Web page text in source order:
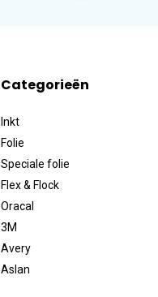
Categorieën
Inkt
Folie
Speciale folie
Flex & Flock
Oracal
3M
Avery
Aslan